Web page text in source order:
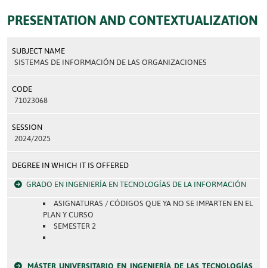
PRESENTATION AND CONTEXTUALIZATION
SUBJECT NAME
SISTEMAS DE INFORMACIÓN DE LAS ORGANIZACIONES
CODE
71023068
SESSION
2024/2025
DEGREE IN WHICH IT IS OFFERED
GRADO EN INGENIERÍA EN TECNOLOGÍAS DE LA INFORMACIÓN
ASIGNATURAS / CÓDIGOS QUE YA NO SE IMPARTEN EN EL
PLAN Y CURSO
SEMESTER 2
MÁSTER UNIVERSITARIO EN INGENIERÍA DE LAS TECNOLOGÍAS